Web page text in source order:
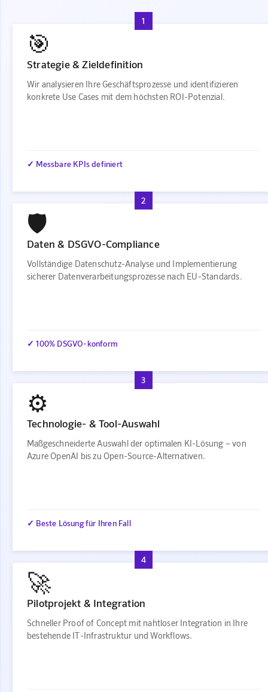
1
🎯
Strategie & Zieldefinition
Wir analysieren Ihre Geschäftsprozesse und identifizieren
konkrete Use Cases mit dem höchsten ROI-Potenzial.
✓ Messbare KPIs definiert
2
🛡️
Daten & DSGVO-Compliance
Vollständige Datenschutz-Analyse und Implementierung
sicherer Datenverarbeitungsprozesse nach EU-Standards.
✓ 100% DSGVO-konform
3
⚙️
Technologie- & Tool-Auswahl
Maßgeschneiderte Auswahl der optimalen KI-Lösung – von
Azure OpenAI bis zu Open-Source-Alternativen.
✓ Beste Lösung für Ihren Fall
4
🚀
Pilotprojekt & Integration
Schneller Proof of Concept mit nahtloser Integration in Ihre
bestehende IT-Infrastruktur und Workflows.